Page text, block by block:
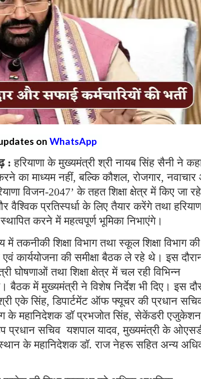
on WhatsApp
:हरियाणा के मुख्यमंत्री श्री नायब सिंह सैनी ने
का माध्यम नहीं, बल्कि कौशल, रोजगार,
विजन-2047’ के तहत शिक्षा क्षेत्र में किए जा रहे
प्रतिस्पर्धा के लिए तैयार करेंगे तथा
करने में महत्वपूर्ण भूमिका निभाएंगे।
में तकनीकी शिक्षा विभाग तथा स्कूल शिक्षा विभाग की
कार्ययोजना की समीक्षा बैठक ले रहे थे। इस
घोषणाओं तथा शिक्षा क्षेत्र में चल रही विभिन्न
बैठक में मुख्यमंत्री ने विशेष निर्देश भी दिए। इस
एके सिंह, डिपार्टमेंट ऑफ फ्यूचर की प्रधान
के महानिदेशक डॉ प्रभजोत सिंह, सेकेंडरी
प्रधान सचिव यशपाल यादव, मुख्यमंत्री के
के महानिदेशक डॉ. राज नेहरू सहित अन्य